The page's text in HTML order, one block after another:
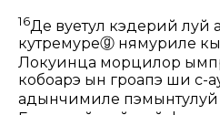
16Де вуетул кэдерий луй
кутремуреⓖ нямуриле
Локуинца морцилор
кобоарэ ын гроапэ ши с-
адынчимиле пэмынтулуй